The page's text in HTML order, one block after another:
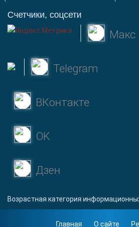
Счетчики, соцсети
Макс
Telegram
ВКонтакте
OK
Дзен
Возрастная категория
Главная О сайте